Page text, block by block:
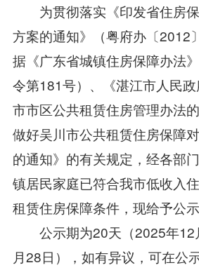
为贯彻落实《印发省住房保
方案的通知》（粤府办〔2012
据《广东省城镇住房保障办法
令第181号）、《湛江市人民
市市区公共租赁住房管理办法
做好吴川市公共租赁住房保障
的通知》的有关规定，经各部
镇居民家庭已符合我市低收入
租赁住房保障条件，现给予公示
公示期为20天（2025年12
月28日），如有异议，可在公